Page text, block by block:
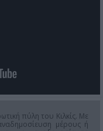
πύλη του Κιλκίς. Με
μέρους ή